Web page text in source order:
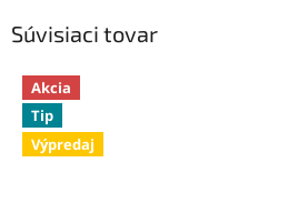
Súvisiaci tovar
Akcia
Tip
Výpredaj